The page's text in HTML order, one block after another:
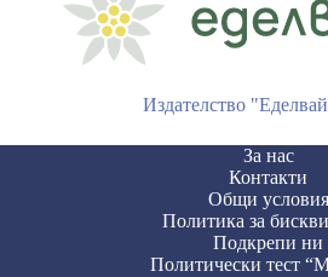
Издателство
За нас
Контакти
Общи условия
Политика за
Подкрепи ни
Политически тест